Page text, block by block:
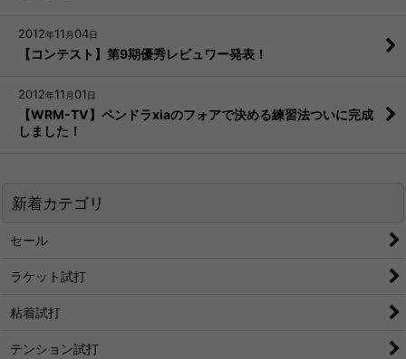
2012年11 月 04日
【コンテスト】第9期優秀レビュワー発表！
2012年11 月 01日
【WRM-TV】ペンドラxiaのフォアで決める練習法ついに完成
しました！
新着カテゴリ
セール
ラケット試打
粘着試打
テンション試打